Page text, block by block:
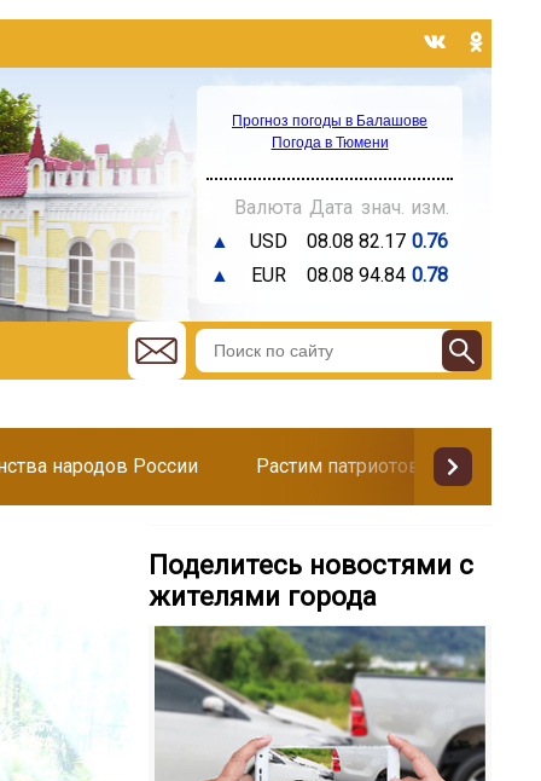
Прогноз погоды в Балашове
Погода в Тюмени
Валюта Дата знач. изм.
▲
USD 08.08 82.17 0.76
▲
EUR 08.08 94.84 0.78
народов России Растим патриотов
Поделитесь новостями с
жителями города